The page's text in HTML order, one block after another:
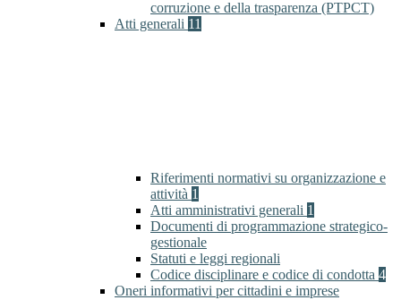
corruzione e della trasparenza (PTPCT)
Atti generali 11
Riferimenti normativi su organizzazione e
attività 1
Atti amministrativi generali 1
Documenti di programmazione strategico-
gestionale
Statuti e leggi regionali
Codice disciplinare e codice di condotta 4
Oneri informativi per cittadini e imprese